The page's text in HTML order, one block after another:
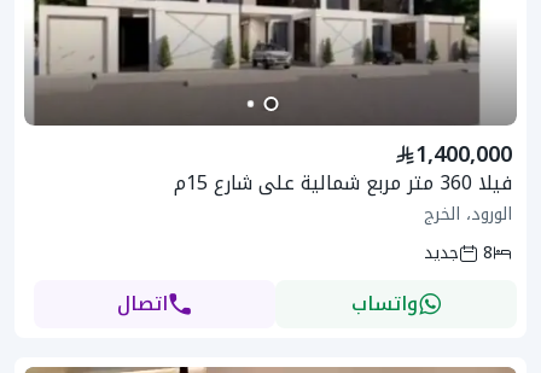
1,400,000
فيلا 360 متر مربع شمالية على شارع 15م
الورود، الخرج
8
جديد
واتساب اتصال